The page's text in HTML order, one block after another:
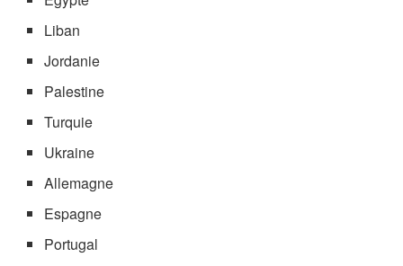
Liban
Jordanie
Palestine
Turquie
Ukraine
Allemagne
Espagne
Portugal